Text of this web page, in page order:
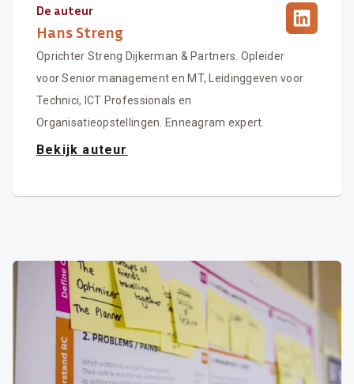
De auteur
Hans Streng
Oprichter Streng Dijkerman & Partners. Opleider
voor Senior management en MT, Leidinggeven voor
Technici, ICT Professionals en
Organisatieopstellingen. Enneagram expert.
Bekijk auteur